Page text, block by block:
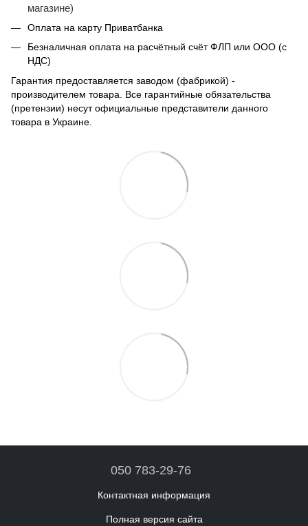
магазине)
Оплата на карту Приватбанка
Безналичная оплата на расчётный счёт ФЛП или ООО (с
НДС)
Гарантия предоставляется заводом (фабрикой) -
производителем товара. Все гарантийные обязательства
(претензии) несут официальные представители данного
товара в Украине.
050 783-29-76
Контактная информация
Полная версия сайта